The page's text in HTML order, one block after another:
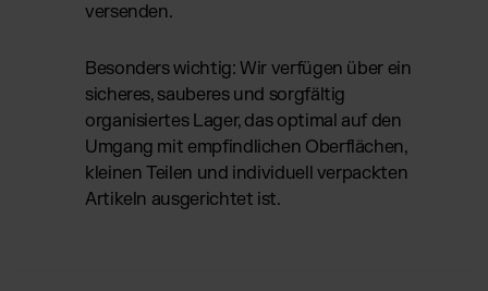
versenden.
Besonders wichtig: Wir verfügen über ein
sicheres, sauberes und sorgfältig
organisiertes Lager, das optimal auf den
Umgang mit empfindlichen Oberflächen,
kleinen Teilen und individuell verpackten
Artikeln ausgerichtet ist.